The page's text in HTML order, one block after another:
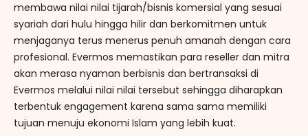
membawa nilai nilai tijarah/bisnis komersial yang sesuai
syariah dari hulu hingga hilir dan berkomitmen untuk
menjaganya terus menerus penuh amanah dengan cara
profesional. Evermos memastikan para reseller dan mitra
akan merasa nyaman berbisnis dan bertransaksi di
Evermos melalui nilai nilai tersebut sehingga diharapkan
terbentuk engagement karena sama sama memiliki
tujuan menuju ekonomi Islam yang lebih kuat.